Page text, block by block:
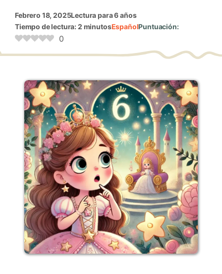
febrero 18, 2025Lectura para 6 años
Tiempo de lectura: 2 minutosEspañolPuntuación:
0